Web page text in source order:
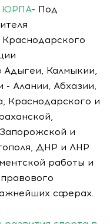
ЮРПА- Под
Адыгеи, Калмыкии,
Алании, Абхазии,
Краснодарского и
и
ДНР и ЛНР
работы и
сферах.